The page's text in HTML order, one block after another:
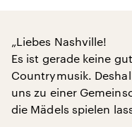
„Liebes Nashville!
Es ist gerade keine
Countrymusik.
uns zu einer
die Mädels spielen